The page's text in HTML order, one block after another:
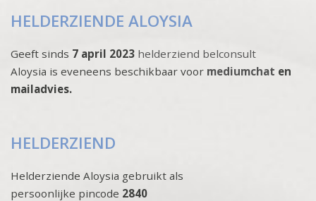
HELDERZIENDE ALOYSIA
Geeft sinds 7 april 2023 helderziend belconsult
Aloysia is eveneens beschikbaar voor mediumchat en
mailadvies.
HELDERZIEND
Helderziende Aloysia gebruikt als
persoonlijke pincode 2840